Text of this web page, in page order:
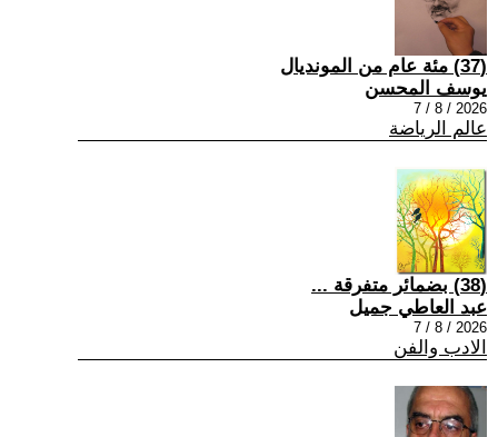
(37) مئة عام من المونديال
يوسف المحسن
2026 / 8 / 7
عالم الرياضة
(38) بضمائر متفرقة ...
عبد العاطي جميل
2026 / 8 / 7
الادب والفن